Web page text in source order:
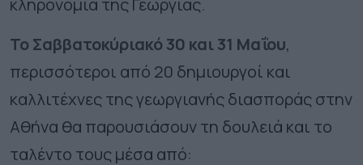
κληρονομιά της Γεωργίας.
Το Σαββατοκύριακό 30 και 31 Μαΐου,
περισσότεροι από 20 δημιουργοί και
καλλιτέχνες της γεωργιανής διασποράς στην
Αθήνα θα παρουσιάσουν τη δουλειά και το
ταλέντο τους μέσα από: